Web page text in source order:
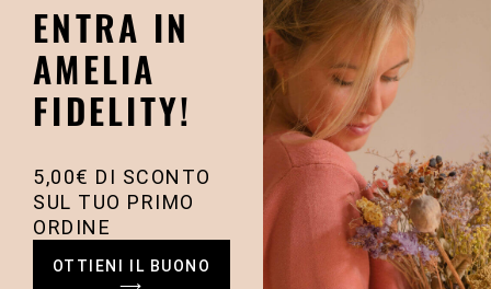
ENTRA IN
AMELIA
FIDELITY!
5,00€ DI SCONTO
SUL TUO PRIMO
ORDINE
OTTIENI IL BUONO